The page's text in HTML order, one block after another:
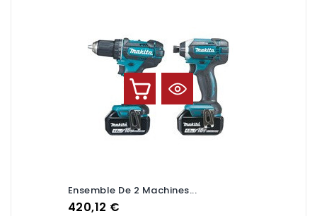
Ensemble De 2 Machines...
Prix
420,12 €